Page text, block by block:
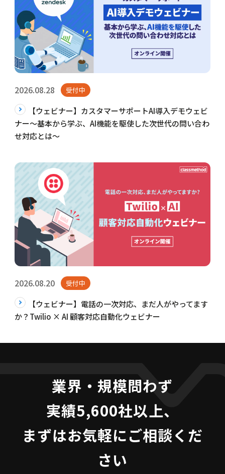
2026.08.28 受付中
【ウェビナー】カスタマーサポートAI導入デモウェビ
ナー〜基本から学ぶ、AI機能を駆使した次世代の問い合わ
せ対応とは～
2026.08.20 受付中
【ウェビナー】電話の一次対応、まだ人がやってます
か？Twilio × AI 顧客対応自動化ウェビナー
業界・規模問わず
実績5,600社以上、
まずはお気軽にご相談くだ
さい